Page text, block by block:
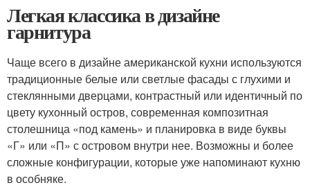
Легкая классика в дизайне
гарнитура
Чаще всего в дизайне американской кухни используются
традиционные белые или светлые фасады с глухими и
стеклянными дверцами, контрастный или идентичный по
цвету кухонный остров, современная композитная
столешница «под камень» и планировка в виде буквы
«Г» или «П» с островом внутри нее. Возможны и более
сложные конфигурации, которые уже напоминают кухню
в особняке.